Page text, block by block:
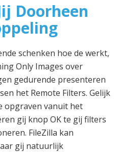
Doorheen
schenken hoe de werkt,
Only Images over
gedurende presenteren
het Remote Filters. Gelijk
opgraven vanuit het
gij knop OK te gij filters
FileZilla kan
gij natuurlijk